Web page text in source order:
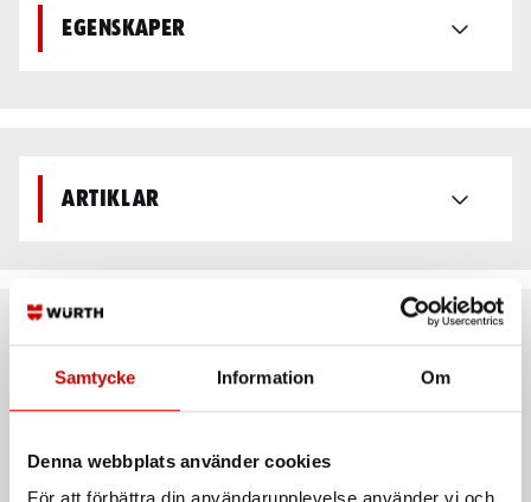
Samtycke Information Om
Denna webbplats använder cookies
Egenskaper
Artiklar
Rekommenderat baserat på vald produkt